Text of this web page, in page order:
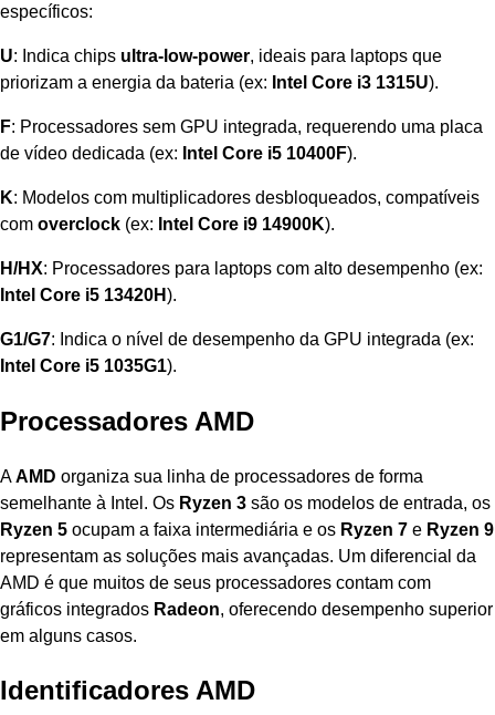
específicos:
U: Indica chips ultra-low-power, ideais para laptops que
priorizam a energia da bateria (ex: Intel Core i3 1315U).
F: Processadores sem GPU integrada, requerendo uma placa
de vídeo dedicada (ex: Intel Core i5 10400F).
K: Modelos com multiplicadores desbloqueados, compatíveis
com overclock (ex: Intel Core i9 14900K).
H/HX: Processadores para laptops com alto desempenho (ex:
Intel Core i5 13420H).
G1/G7: Indica o nível de desempenho da GPU integrada (ex:
Intel Core i5 1035G1).
Processadores AMD
AAMD organiza sua linha de processadores de forma
semelhante à Intel. Os Ryzen 3 são os modelos de entrada, os
Ryzen 5 ocupam a faixa intermediária e os Ryzen 7 e Ryzen 9
representam as soluções mais avançadas. Um diferencial da
AMD é que muitos de seus processadores contam com
gráficos integrados Radeon, oferecendo desempenho superior
em alguns casos.
Identificadores AMD